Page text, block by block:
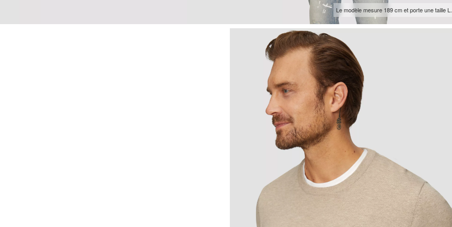
Le modèle mesure 189 cm et porte une taille L.